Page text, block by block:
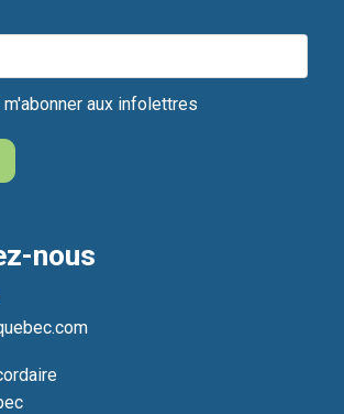
nous
aux infolettres